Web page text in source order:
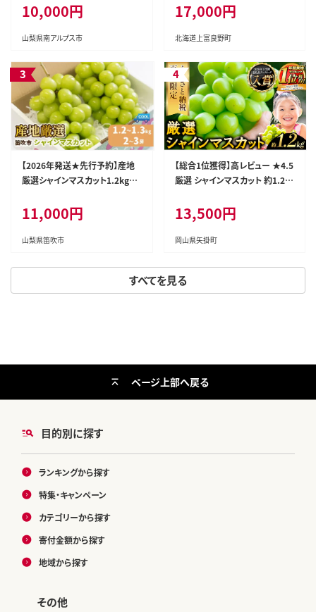
すべてを見る
市産シャインマスカット1.2kg以
上（2～3房） クール便発送 ALPA
G007
10,000円
山梨県南アルプス市
ロン めろん 果物 くだもの フル
ーツ デザート 旬の果物 旬のフ
ルーツ
17,000円
北海道上富良野町
【2026年発送★先行予約】産地
厳選シャインマスカット1.2kg～
配送不可※ 106-003-26y
11,000円
山梨県笛吹市
【総合1位獲得】高レビュー ★4.5
厳選 シャインマスカット 約1.2k
に出荷予定(土日祝除く)》 シャイ
ンマスカット ぶどう シャインマス
カット ブドウ フルーツ 大粒 ラン
ット 先行予約 岡山県産 シャイン
マスカット 訳あり シャインマスカ
13,500円
岡山県矢掛町
目的別に探す
ランキングから探す
特集・キャンペーン
カテゴリーから探す
寄付金額から探す
地域から探す
その他
ページ上部へ戻る